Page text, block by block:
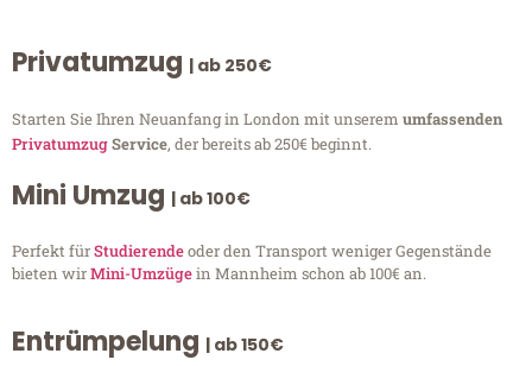
Privatumzug | ab 250€
Starten Sie Ihren Neuanfang in London mit unserem umfassenden
PrivatumzugService, der bereits ab 250€ beginnt.
Mini Umzug | ab 100€
Perfekt fürStudierendeoder den Transport weniger Gegenstände
bieten wirMini-Umzügein Mannheim schon ab 100€ an.
Entrümpelung | ab 150€